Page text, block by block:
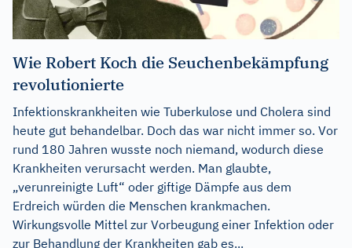
Wie Robert Koch die Seuchenbekämpfung
revolutionierte
Infektionskrankheiten wie Tuberkulose und Cholera sind
heute gut behandelbar. Doch das war nicht immer so. Vor
rund 180 Jahren wusste noch niemand, wodurch diese
Krankheiten verursacht werden. Man glaubte,
„verunreinigte Luft“ oder giftige Dämpfe aus dem
Erdreich würden die Menschen krankmachen.
Wirkungsvolle Mittel zur Vorbeugung einer Infektion oder
zur Behandlung der Krankheiten gab es...